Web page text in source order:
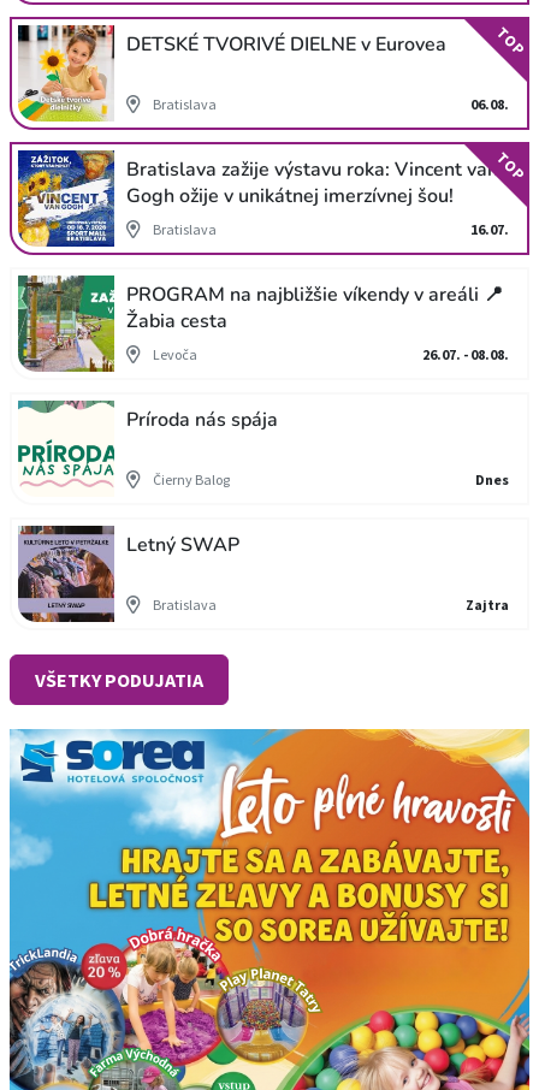
DETSKÉ TVORIVÉ DIELNE v Eurovea
Bratislava 06.08.
TOP
Bratislava zažije výstavu roka: Vincent van
Gogh ožije v unikátnej imerzívnej šou!
Bratislava 16.07.
TOP
PROGRAM na najbližšie víkendy v areáli 📍
Žabia cesta
Levoča 26.07. - 08.08.
Príroda nás spája
Čierny Balog Dnes
Letný SWAP
Bratislava Zajtra
VŠETKY PODUJATIA